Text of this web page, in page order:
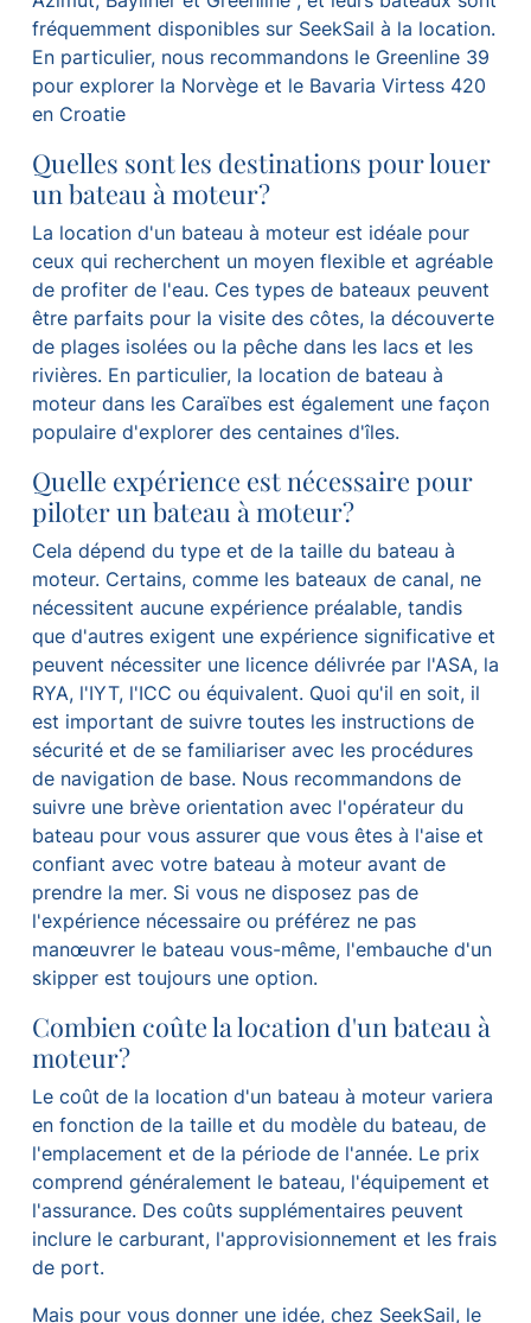
fréquemment disponibles sur SeekSail à la location.
En particulier, nous recommandons le Greenline 39
pour explorer la Norvège et le Bavaria Virtess 420
en Croatie
Quelles sont les destinations pour louer
un bateau à moteur?
La location d'un bateau à moteur est idéale pour
ceux qui recherchent un moyen flexible et agréable
de profiter de l'eau. Ces types de bateaux peuvent
être parfaits pour la visite des côtes, la découverte
de plages isolées ou la pêche dans les lacs et les
rivières. En particulier, la location de bateau à
moteur dans les Caraïbes est également une façon
populaire d'explorer des centaines d'îles.
Quelle expérience est nécessaire pour
piloter un bateau à moteur?
Cela dépend du type et de la taille du bateau à
moteur. Certains, comme les bateaux de canal, ne
nécessitent aucune expérience préalable, tandis
que d'autres exigent une expérience significative et
peuvent nécessiter une licence délivrée par l'ASA, la
RYA, l'IYT, l'ICC ou équivalent. Quoi qu'il en soit, il
est important de suivre toutes les instructions de
sécurité et de se familiariser avec les procédures
de navigation de base. Nous recommandons de
suivre une brève orientation avec l'opérateur du
bateau pour vous assurer que vous êtes à l'aise et
confiant avec votre bateau à moteur avant de
prendre la mer. Si vous ne disposez pas de
l'expérience nécessaire ou préférez ne pas
manœuvrer le bateau vous-même, l'embauche d'un
skipper est toujours une option.
Combien coûte la location d'un bateau à
moteur?
Le coût de la location d'un bateau à moteur variera
en fonction de la taille et du modèle du bateau, de
l'emplacement et de la période de l'année. Le prix
comprend généralement le bateau, l'équipement et
l'assurance. Des coûts supplémentaires peuvent
inclure le carburant, l'approvisionnement et les frais
de port.
Mais pour vous donner une idée, chez SeekSail, le